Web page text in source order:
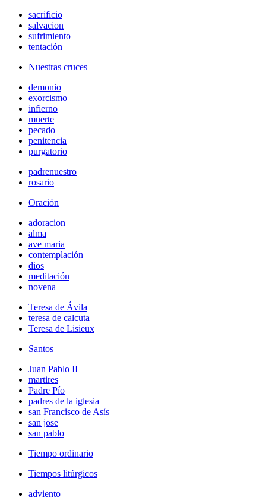
sacrificio
salvacion
sufrimiento
tentación
Nuestras cruces
demonio
exorcismo
infierno
muerte
pecado
penitencia
purgatorio
padrenuestro
rosario
Oración
adoracion
alma
ave maria
contemplación
dios
meditación
novena
Teresa de Ávila
teresa de calcuta
Teresa de Lisieux
Santos
Juan Pablo II
martires
Padre Pío
padres de la iglesia
san Francisco de Asís
san jose
san pablo
Tiempo ordinario
Tiempos litúrgicos
adviento